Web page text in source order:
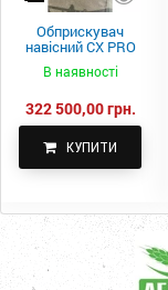
Обприскувач
навісний CX PRO
В наявності
322 500,00 грн.
КУПИТИ